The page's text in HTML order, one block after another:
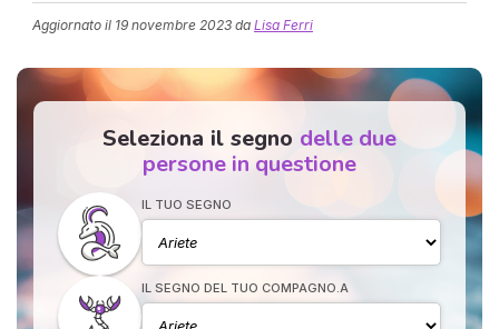
Aggiornato il 19 novembre 2023 da Lisa Ferri
Seleziona il segno delle due
persone in questione
IL TUO SEGNO
IL SEGNO DEL TUO COMPAGNO.A